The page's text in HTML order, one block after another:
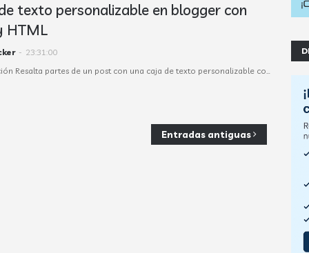
texto personalizable en blogger con
HTML
- 23:31:00
Resalta partes de un post con una caja de texto personalizable co…
Entradas antiguas